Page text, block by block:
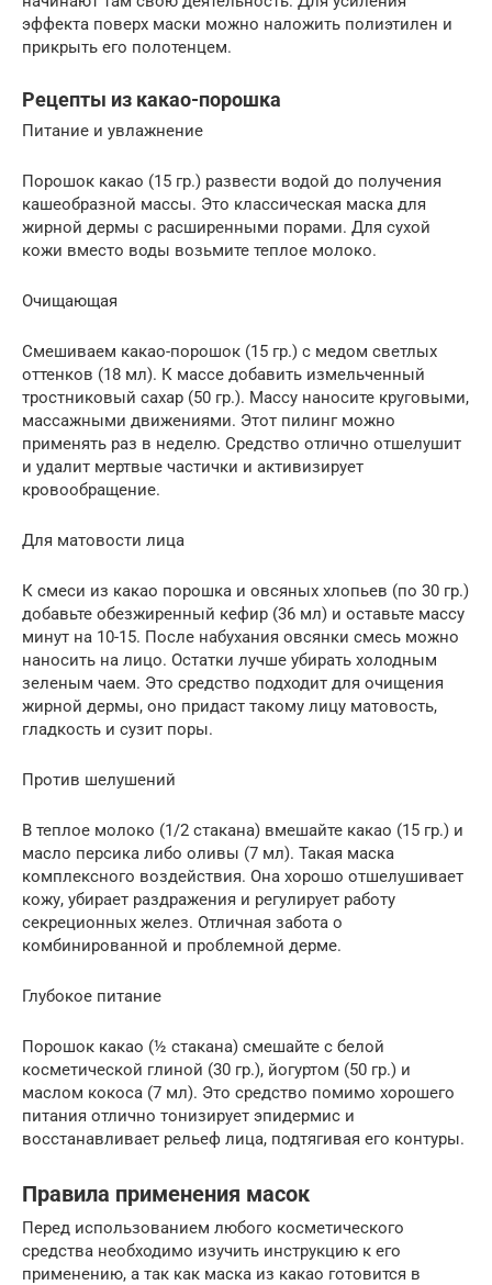
эффекта поверх маски можно наложить полиэтилен и
прикрыть его полотенцем.
Рецепты из какао-порошка
Питание и увлажнение
Порошок какао (15 гр.) развести водой до получения
кашеобразной массы. Это классическая маска для
жирной дермы с расширенными порами. Для сухой
кожи вместо воды возьмите теплое молоко.
Очищающая
Смешиваем какао-порошок (15 гр.) с медом светлых
оттенков (18 мл). К массе добавить измельченный
тростниковый сахар (50 гр.). Массу наносите круговыми,
массажными движениями. Этот пилинг можно
применять раз в неделю. Средство отлично отшелушит
и удалит мертвые частички и активизирует
кровообращение.
Для матовости лица
К смеси из какао порошка и овсяных хлопьев (по 30 гр.)
добавьте обезжиренный кефир (36 мл) и оставьте массу
минут на 10-15. После набухания овсянки смесь можно
наносить на лицо. Остатки лучше убирать холодным
зеленым чаем. Это средство подходит для очищения
жирной дермы, оно придаст такому лицу матовость,
гладкость и сузит поры.
Против шелушений
В теплое молоко (1/2 стакана) вмешайте какао (15 гр.) и
масло персика либо оливы (7 мл). Такая маска
комплексного воздействия. Она хорошо отшелушивает
кожу, убирает раздражения и регулирует работу
секреционных желез. Отличная забота о
комбинированной и проблемной дерме.
Глубокое питание
Порошок какао (½ стакана) смешайте с белой
косметической глиной (30 гр.), йогуртом (50 гр.) и
маслом кокоса (7 мл). Это средство помимо хорошего
питания отлично тонизирует эпидермис и
восстанавливает рельеф лица, подтягивая его контуры.
Правила применения масок
Перед использованием любого косметического
средства необходимо изучить инструкцию к его
применению, а так как маска из какао готовится в